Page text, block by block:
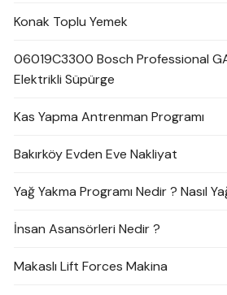
Konak Toplu Yemek
06019C3300 Bosch Professional
Elektrikli Süpürge
Kas Yapma Antrenman Programı
Bakırköy Evden Eve Nakliyat
Yağ Yakma Programı Nedir ? Nasıl
İnsan Asansörleri Nedir ?
Makaslı Lift Forces Makina